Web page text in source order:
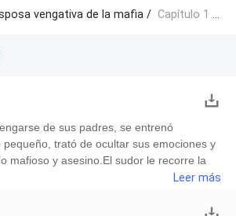
vengativa de la mafia / Capítulo 1 - Capítulo 10
de sus padres, se entrenó
trató de ocultar sus emociones y
mafioso y asesino.El sudor le recorre la
hace con las pesas no llegan ni siquiera
mientras hace ejercicio. Sus músculos
Leer más